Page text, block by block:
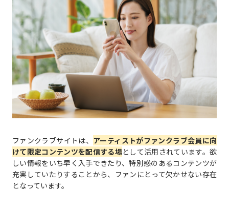
ファンクラブサイトは、 アーティストがファンクラブ会員に向
けて限定コンテンツを配信する場として活用されています。欲
しい情報をいち早く入手できたり、特別感のあるコンテンツが
充実していたりすることから、ファンにとって欠かせない存在
となっています。